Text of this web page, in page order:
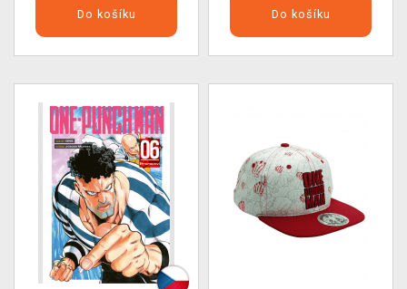
Do košíku Do košíku